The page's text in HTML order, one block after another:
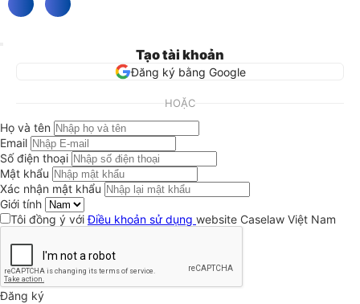
Tạo tài khoản
Đăng ký bằng Google
HOẶC
Họ và tên
Email
Số điện thoại
Mật khẩu
Xác nhận mật khẩu
Giới tính
Tôi đồng ý vớiĐiều khoản sử dụng website Caselaw Việt Nam
Đăng ký